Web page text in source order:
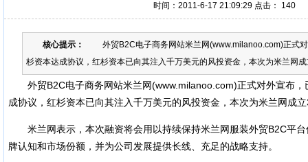
时间：2011-6-17 21:09:29 点击： 140
核心提示：
外贸B2C电子商务网站米兰网(www.milanoo.com)正式对
杉资本达成协议，红杉资本已向其注入千万美元的风投资金，本次为米兰
外贸B2C电子商务网站米兰网(www.milanoo.com)正式对外宣布，
成协议，红杉资本已向其注入千万美元的风投资金，本次为米兰网成
米兰网表示，本次融资将会用以持续保持米兰网服装外贸B2C平台
牌认知和市场份额，并为公司发展提供长线、充足的战略支持。